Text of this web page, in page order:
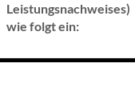
Leistungsnachweises)
wie folgt ein: